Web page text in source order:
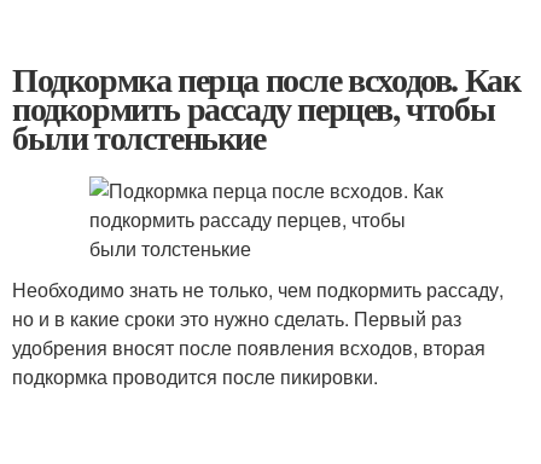
Подкормка перца после всходов. Как
подкормить рассаду перцев, чтобы
были толстенькие
Необходимо знать не только, чем подкормить рассаду,
но и в какие сроки это нужно сделать. Первый раз
удобрения вносят после появления всходов, вторая
подкормка проводится после пикировки.